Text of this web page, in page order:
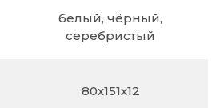
белый, чёрный,
серебристый
80х151х12